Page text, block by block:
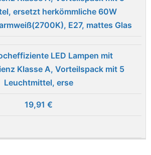
LED Lampen mit
Klasse A, Vorteilspack mit 5
Leuchtmittel, erse
19,91 €